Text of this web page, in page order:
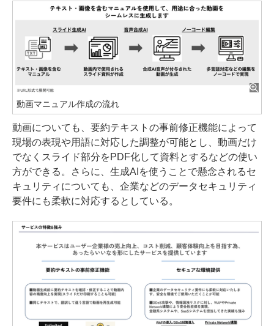
動画マニュアル作成の流れ
動画についても、要約テキストの事前修正機能によって
現場の表現や用語に対応した調整が可能とし、動画だけ
でなくスライド部分をPDF化して資料とするなどの使い
方ができる。さらに、生成AIを使うことで懸念されるセ
キュリティについても、企業などのデータセキュリティ
要件にも柔軟に対応するとしている。